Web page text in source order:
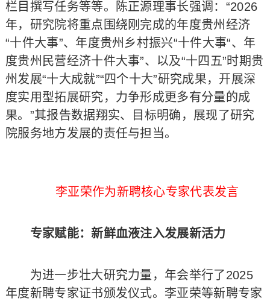
栏目撰写任务等等。陈正源理事长强调：“2026
年，研究院将重点围绕刚完成的年度贵州经济
“十件大事”、年度贵州乡村振兴“十件大事“、年
度贵州民营经济十件大事”、以及“十四五”时期贵
州发展“十大成就”“四个十大”研究成果，开展深
度实用型拓展研究，力争形成更多有分量的成
果。”其报告数据翔实、目标明确，展现了研究
院服务地方发展的责任与担当。
李亚荣作为新聘核心专家代表发言
专家赋能：新鲜血液注入发展新活力
为进一步壮大研究力量，年会举行了2025
年度新聘专家证书颁发仪式。李亚荣等新聘专家